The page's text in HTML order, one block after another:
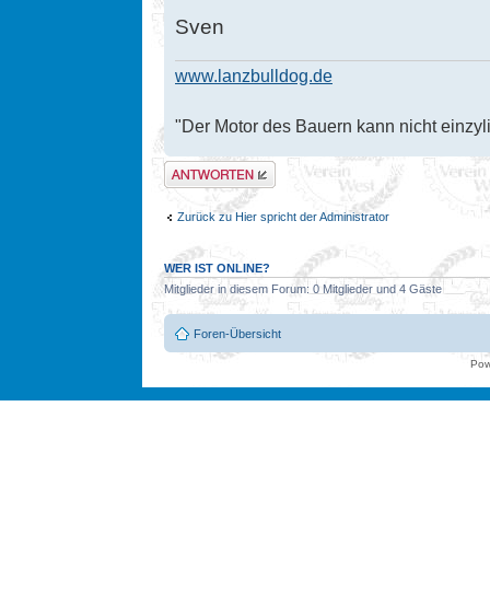
Sven
www.lanzbulldog.de
"Der Motor des Bauern kann nicht
Antwort erstellen
Zurück zu Hier spricht der Administrator
WER IST ONLINE?
Mitglieder in diesem Forum: 0 Mitglieder und 4 Gäste
Foren-Übersicht